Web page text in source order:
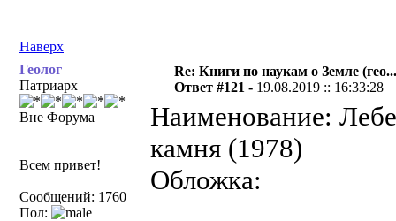
Наверх
Геолог
Патриарх
Вне Форума
Всем привет!
Сообщений: 1760
Пол:
Re: Книги по наукам о Земле
Ответ #121 - 19.08.2019 :: 16:33:28
Наименование:
камня (1978)
Обложка: